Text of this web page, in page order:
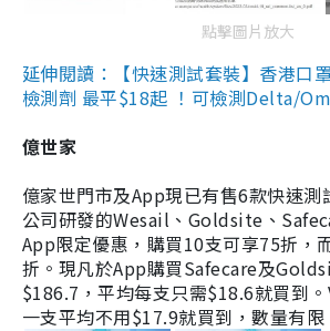
點擊圖片放大
延伸閱讀：【快速測試套裝】香港口
檢測劑 最平$18起 ！可檢測Delta/
億世家
億家世門市及App現已有售6款快速測
公司研發的Wesail、Goldsite、
App限定優惠，購買10支可享75折，
折。現凡於App購買Safecare及
$186.7，平均每支只需$18.6就買到
一支平均不用$17.9就買到，數量有限